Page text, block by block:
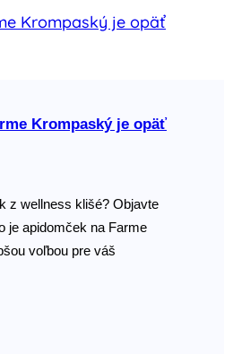
Krompaský je opäť
z wellness klišé? Objavte
je apidomček na Farme
voľbou pre váš